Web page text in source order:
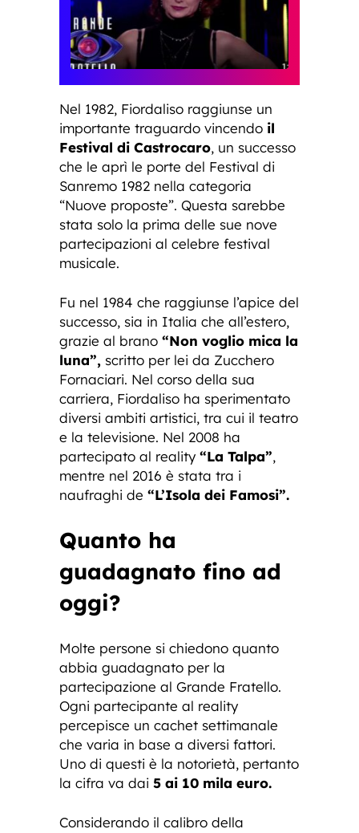
Nel 1982, Fiordaliso raggiunse un
importante traguardo vincendo il
Festival di Castrocaro, un successo
che le aprì le porte del Festival di
Sanremo 1982 nella categoria
“Nuove proposte”. Questa sarebbe
stata solo la prima delle sue nove
partecipazioni al celebre festival
musicale.
Fu nel 1984 che raggiunse l’apice del
successo, sia in Italia che all’estero,
grazie al brano “Non voglio mica la
luna”, scritto per lei da Zucchero
Fornaciari. Nel corso della sua
carriera, Fiordaliso ha sperimentato
diversi ambiti artistici, tra cui il teatro
e la televisione. Nel 2008 ha
partecipato al reality “La Talpa”,
mentre nel 2016 è stata tra i
naufraghi de “L’Isola dei Famosi”.
Quanto ha
guadagnato fino ad
oggi?
Molte persone si chiedono quanto
abbia guadagnato per la
partecipazione al Grande Fratello.
Ogni partecipante al reality
percepisce un cachet settimanale
che varia in base a diversi fattori.
Uno di questi è la notorietà, pertanto
la cifra va dai 5 ai 10 mila euro.
Considerando il calibro della